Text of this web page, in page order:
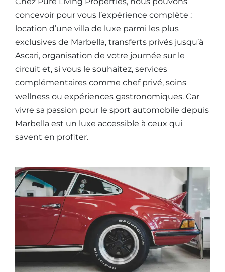
concevoir pour vous l’expérience complète :
location d’une villa de luxe parmi les plus
exclusives de Marbella, transferts privés jusqu’à
Ascari, organisation de votre journée sur le
circuit et, si vous le souhaitez, services
complémentaires comme chef privé, soins
wellness ou expériences gastronomiques. Car
vivre sa passion pour le sport automobile depuis
Marbella est un luxe accessible à ceux qui
savent en profiter.